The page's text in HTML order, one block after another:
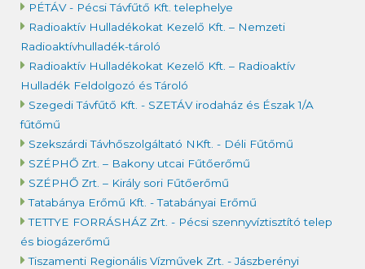
PÉTÁV - Pécsi Távfűtő Kft. telephelye
Radioaktív Hulladékokat Kezelő Kft. – Nemzeti
Radioaktívhulladék-tároló
Radioaktív Hulladékokat Kezelő Kft. – Radioaktív
Hulladék Feldolgozó és Tároló
Szegedi Távfűtő Kft. - SZETÁV irodaház és Észak 1/A
fűtőmű
Szekszárdi Távhőszolgáltató NKft. - Déli Fűtőmű
SZÉPHŐ Zrt. – Bakony utcai Fűtőerőmű
SZÉPHŐ Zrt. – Király sori Fűtőerőmű
Tatabánya Erőmű Kft. - Tatabányai Erőmű
TETTYE FORRÁSHÁZ Zrt. - Pécsi szennyvíztisztító telep
és biogázerőmű
Tiszamenti Regionális Vízművek Zrt. - Jászberényi